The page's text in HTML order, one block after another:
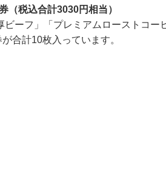
（税込合計3030円相当）
ビーフ」「プレミアムローストコ
合計10枚入っています。